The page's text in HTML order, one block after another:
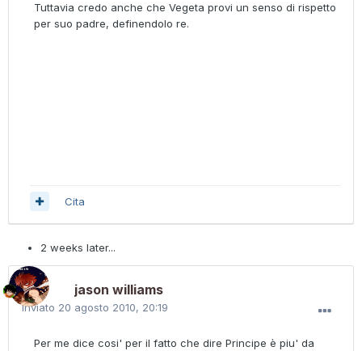
Tuttavia credo anche che Vegeta provi un senso di rispetto
per suo padre, definendolo re.
Cita
2 weeks later...
jason williams
Inviato 20 agosto 2010, 20:19
Per me dice cosi' per il fatto che dire Principe è piu' da